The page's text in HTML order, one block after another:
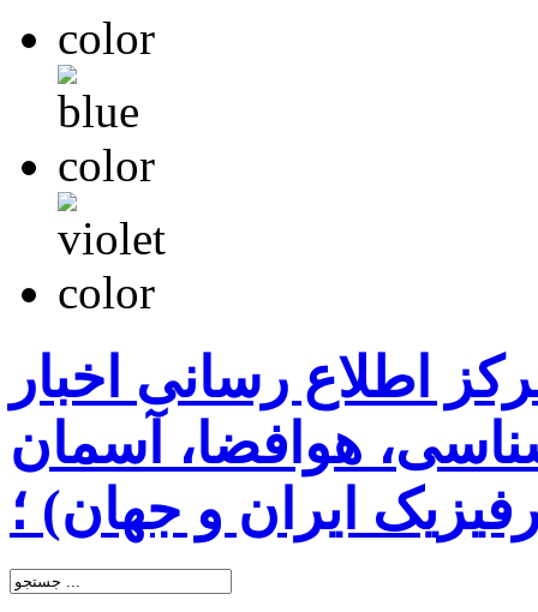
اطلاع رسانی اخبار
هوافضا، آسمان
ایران و جهان) ؛